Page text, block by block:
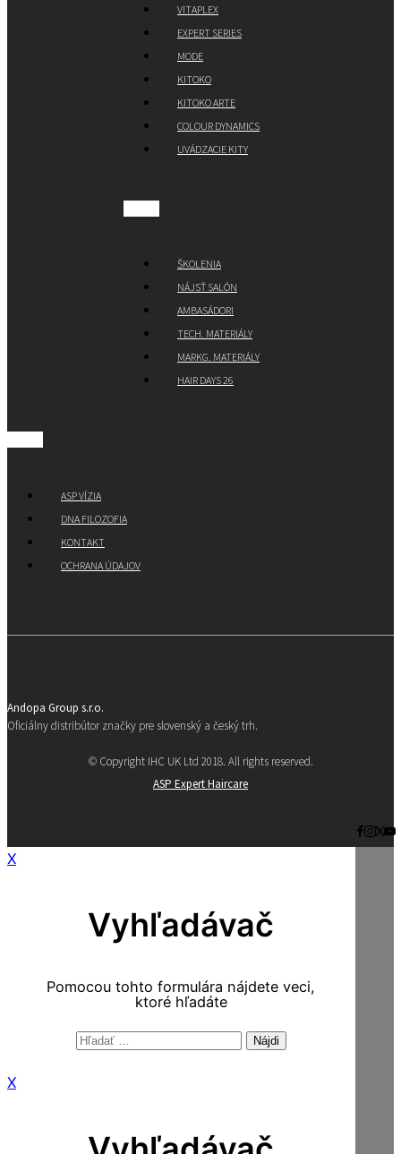
VITAPLEX
EXPERT SERIES
MODE
KITOKO
KITOKO ARTE
COLOUR DYNAMICS
UVÁDZACIE KITY
ŠKOLENIA
NÁJSŤ SALÓN
AMBASÁDORI
TECH. MATERIÁLY
MARKG. MATERIÁLY
HAIR DAYS 26
ASP VÍZIA
DNA FILOZOFIA
KONTAKT
OCHRANA ÚDAJOV
Andopa Group s.r.o.
Oficiálny distribútor značky pre slovenský a český trh.
© Copyright IHC UK Ltd 2018. All rights reserved.
ASP Expert Haircare
X
Vyhľadávač
Pomocou tohto formulára nájdete veci,
ktoré hľadáte
Hľadať:
X